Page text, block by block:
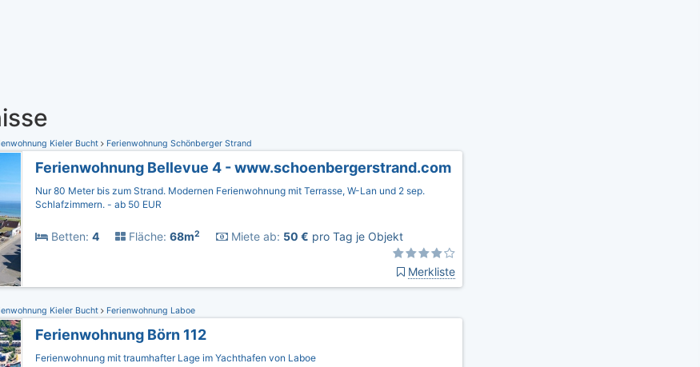
Kieler Bucht Ferienwohnung Schönberger Strand
Ferienwohnung Bellevue 4 - www.schoenbergerstrand.com
Nur 80 Meter bis zum Strand. Modernen Ferienwohnung mit Terrasse, W-Lan und 2 sep.
Schlafzimmern. - ab 50 EUR
Betten: 4 Fläche: 68m2 Miete ab: 50 € pro Tag je Objekt
Merkliste
Kieler Bucht Ferienwohnung Laboe
Ferienwohnung Börn 112
Ferienwohnung mit traumhafter Lage im Yachthafen von Laboe